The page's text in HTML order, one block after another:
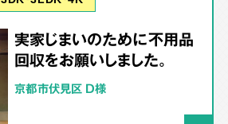
実家じまいのために不用品
回収をお願いしました。
京都市伏見区 D様